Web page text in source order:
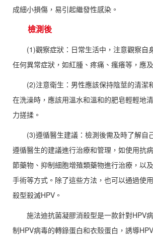
成細小損傷，易引起繼發性感染。
檢測後
(1)觀察症狀：日常生活中，注意觀察自
任何異常症狀，如紅腫、疼痛、瘙癢等，應
(2)注意衛生：男性應該保持陰莖的清潔
在洗澡時，應該用溫水和溫和的肥皂輕輕地
力搓揉。
(3)遵循醫生建議：檢測後需及時了解自
遵循醫生的建議進行治療和管理，如使用抗
節藥物、抑制細胞增殖類藥物進行治療，以
手術等方式。除了這些方法，也可以通過使
殺型殺滅HPV。
施法迪抗菌凝膠消殺型是一款針對HPV
制HPV病毒的轉錄蛋白和衣殼蛋白，誘導